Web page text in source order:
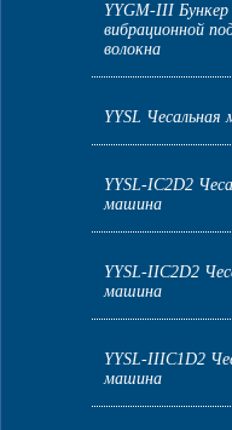
YYGM-III Бункер
вибрационной
волокна
YYSL Чесальная
YYSL-IC2D2
машина
YYSL-IIC2D2
машина
YYSL-IIIC1D2
машина